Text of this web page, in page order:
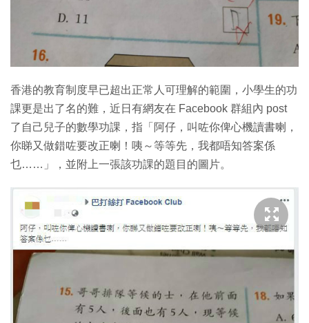
香港的教育制度早已超出正常人可理解的範圍，小學生的功
課更是出了名的難，近日有網友在 Facebook 群組內 post
了自己兒子的數學功課，指「阿仔，叫咗你俾心機讀書喇，
你睇又做錯咗要改正喇！咦～等等先，我都唔知答案係
乜……」，並附上一張該功課的題目的圖片。